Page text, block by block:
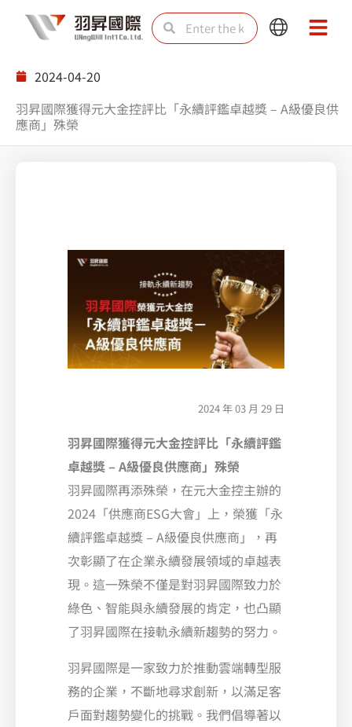
SearchSearch
Main
Main
2024-04-20
羽昇國際獲得元大金控評比「永續評鑑卓越獎 – A級優良供
應商」殊榮
2024 年 03 月 29 日
羽昇國際獲得元大金控評比「永續評鑑
卓越獎 – A級優良供應商」殊榮
羽昇國際再添殊榮，在元大金控主辦的
2024「供應商ESG大會」上，榮獲「永
續評鑑卓越獎 – A級優良供應商」，再
次彰顯了在企業永續發展領域的卓越表
現。這一殊榮不僅是對羽昇國際致力於
綠色、智能與永續發展的肯定，也凸顯
了羽昇國際在接軌永續新趨勢的努力。
羽昇國際是一家致力於推動雲端轉型服
務的企業，不斷地尋求創新，以滿足客
戶面對趨勢變化的挑戰。我們倡導著以